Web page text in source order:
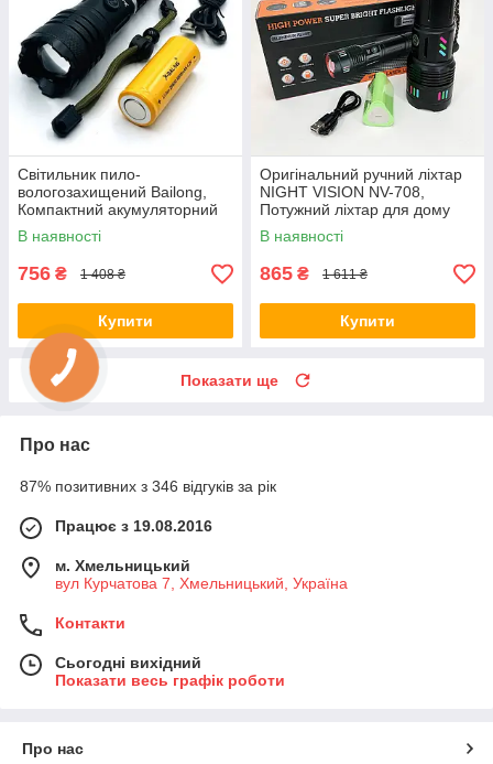
Світильник пило-
вологозахищений Bailong,
Компактний акумуляторний
ліхтар, Ліхтар ручний
металевий CB-38
В наявності
756 ₴ 1 408 ₴
Купити
Оригінальний ручний ліхтар
NIGHT VISION NV-708,
Потужний ліхтар для дому
топ-ліхтарик HB-34
В наявності
865 ₴ 1 611 ₴
Купити
Показати ще
Про нас
87% позитивних з 346 відгуків за рік
Працює з 19.08.2016
м. Хмельницький
вул Курчатова 7, Хмельницький, Україна
Контакти
Сьогодні вихідний
Показати весь графік роботи
Про нас